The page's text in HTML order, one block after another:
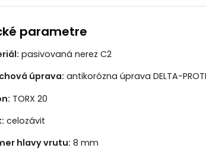
parametre
pasivovaná nerez C2
úprava: antikorózna úprava DELTA-
TORX 20
celozávit
hlavy vrutu: 8 mm